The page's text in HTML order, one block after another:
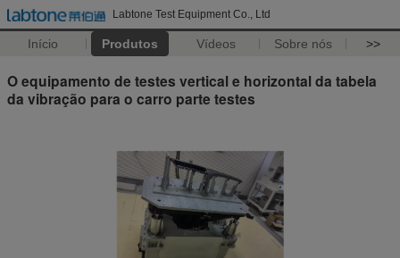
Labtone Test Equipment Co., Ltd
Início Produtos Vídeos Sobre nós >>
O equipamento de testes vertical e horizontal da tabela
da vibração para o carro parte testes